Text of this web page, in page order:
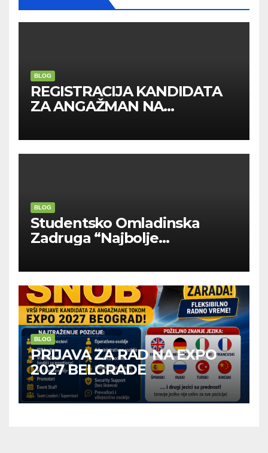
BLOG
REGISTRACIJA KANDIDATA
ZA ANGAŽMAN NA
BLOG
Studentsko Omladinska
Zadruga “Najbolje
BLOG
PRIJAVA ZA RAD NA EXPO
2027 BELGRADE